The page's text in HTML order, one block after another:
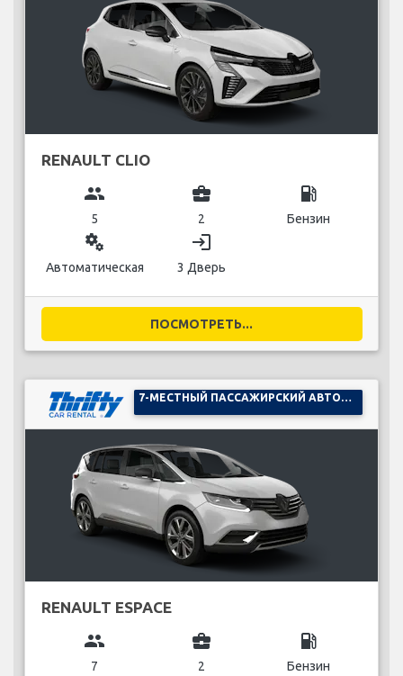
RENAULT CLIO
group
5
business_center
2
local_gas_station
Бензин
miscellaneous_services
Автоматическая
login
3 Дверь
ПОСМОТРЕТЬ...
RENAULT ESPACE
group
7
business_center
2
local_gas_station
Бензин